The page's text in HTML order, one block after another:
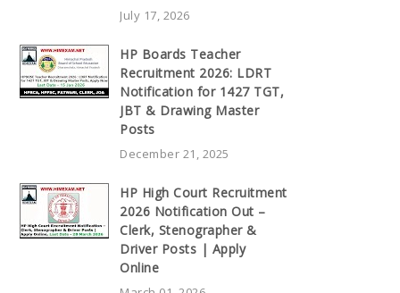
July 17, 2026
HP Boards Teacher
Recruitment 2026: LDRT
Notification for 1427 TGT,
JBT & Drawing Master
Posts
December 21, 2025
HP High Court Recruitment
2026 Notification Out –
Clerk, Stenographer &
Driver Posts | Apply
Online